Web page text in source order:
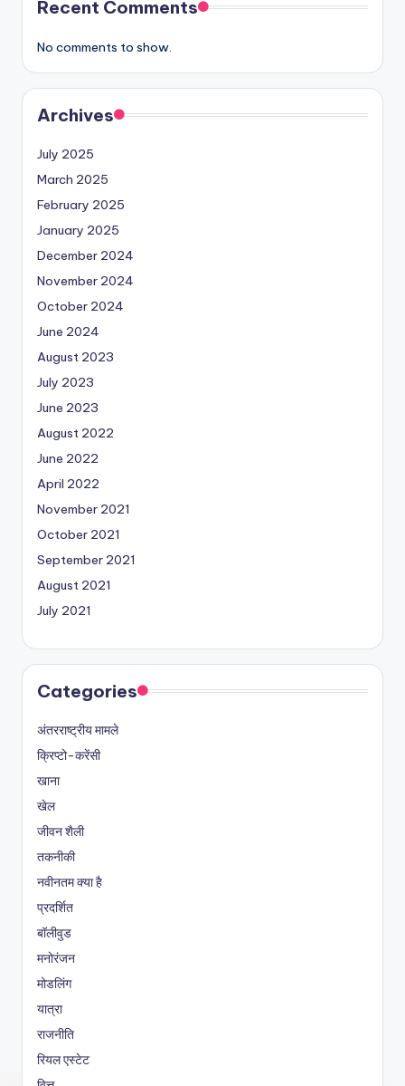
Recent Comments
No comments to show.
Archives
July 2025
March 2025
February 2025
January 2025
December 2024
November 2024
October 2024
June 2024
August 2023
July 2023
June 2023
August 2022
June 2022
April 2022
November 2021
October 2021
September 2021
August 2021
July 2021
Categories
अंतरराष्ट्रीय मामले
क्रिप्टो-करेंसी
खाना
खेल
जीवन शैली
तकनीकी
नवीनतम क्या है
प्रदर्शित
बॉलीवुड
मनोरंजन
मोडलिंग
यात्रा
राजनीति
रियल एस्टेट